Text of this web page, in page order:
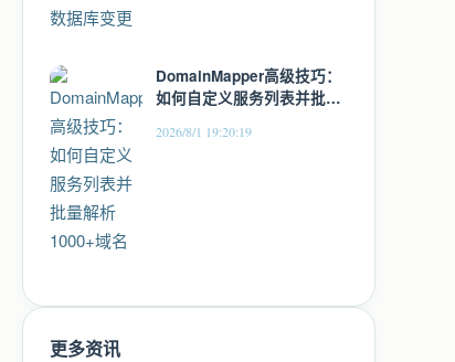
DomainMapper高级技巧：
如何自定义服务列表并批量
2026/8/1 19:20:19
更多资讯